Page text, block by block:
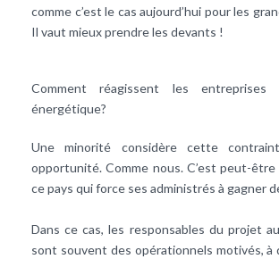
comme c’est le cas aujourd’hui pour les
Il vaut mieux prendre les devants !
Comment réagissent les entreprises
énergétique?
Une minorité considère cette
opportunité. Comme nous. C’est peut-être
ce pays qui force ses administrés à gagner
Dans ce cas, les responsables du projet
sont souvent des opérationnels motivés, à